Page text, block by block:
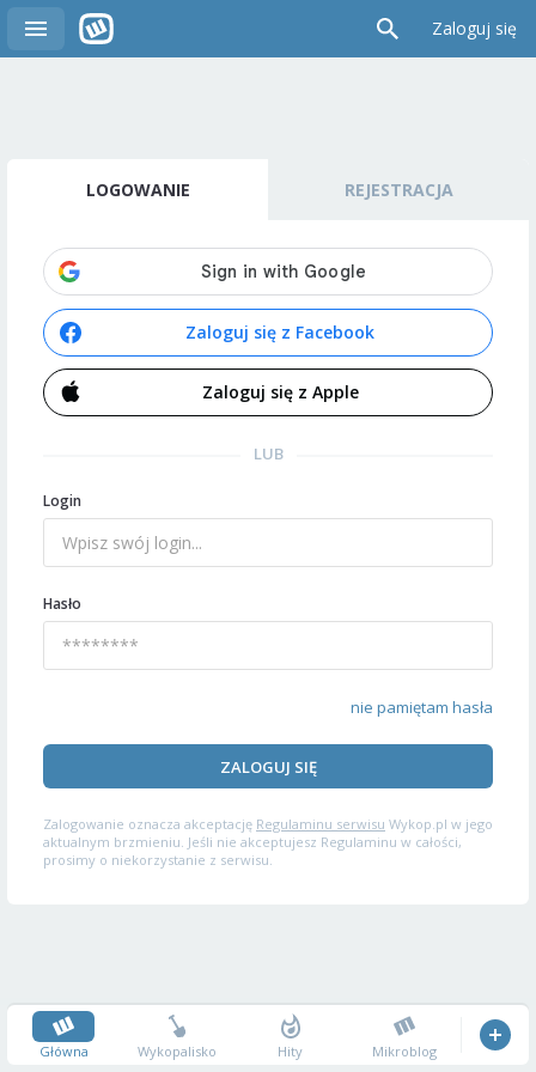
Zaloguj się
LOGOWANIE REJESTRACJA
Zaloguj się z Facebook
Zaloguj się z Apple
LUB
Login
Hasło
nie pamiętam hasła
ZALOGUJ SIĘ
Zalogowanie oznacza akceptację Regulaminu serwisu Wykop.pl w jego
aktualnym brzmieniu. Jeśli nie akceptujesz Regulaminu w całości,
prosimy o niekorzystanie z serwisu.
Główna Wykopalisko Hity Mikroblog